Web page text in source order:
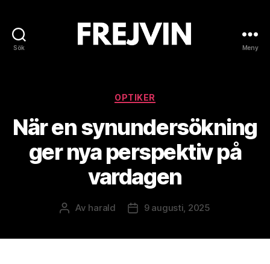
Sök Meny
Kategorier
OPTIKER
När en synundersökning
ger nya perspektiv på
vardagen
Inläggsförfattare
Av harald Inläggsdatum
9 augusti, 2025